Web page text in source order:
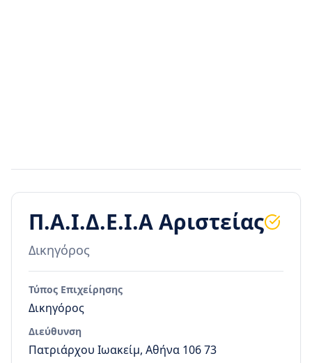
Π.Α.Ι.Δ.Ε.Ι.Α Αριστείας
Δικηγόρος
Τύπος Επιχείρησης
Δικηγόρος
Διεύθυνση
Πατριάρχου Ιωακείμ, Αθήνα 106 73